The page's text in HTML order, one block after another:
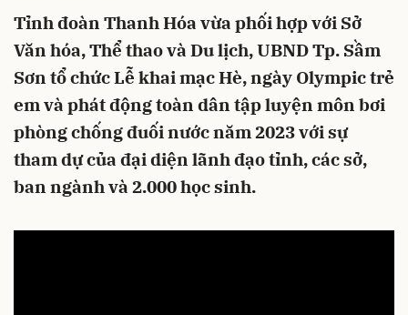
Tỉnh đoàn Thanh Hóa vừa phối hợp với Sở
Văn hóa, Thể thao và Du lịch, UBND Tp. Sầm
Sơn tổ chức Lễ khai mạc Hè, ngày Olympic trẻ
em và phát động toàn dân tập luyện môn bơi
phòng chống đuối nước năm 2023 với sự
tham dự của đại diện lãnh đạo tỉnh, các sở,
ban ngành và 2.000 học sinh.
Hủy Gửi